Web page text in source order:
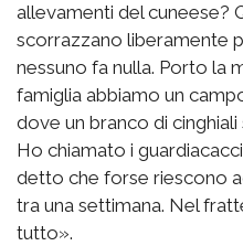
allevamenti del cuneese?
scorrazzano liberamente
nessuno fa nulla. Porto la
famiglia abbiamo un
dove un branco di
Ho chiamato i
detto che forse riescono
tra una settimana. Nel
tutto».